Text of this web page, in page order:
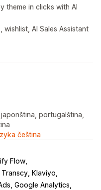
theme in clicks with AI
AI Sales Assistant
portugalština,
čeština
Flow
Transcy, Klaviyo
Google Analytics